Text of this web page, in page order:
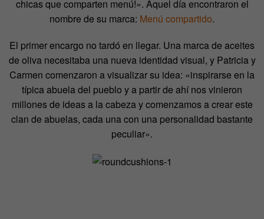
chicas que comparten menú!». Aquel día encontraron el
nombre de su marca: Menú compartido.
El primer encargo no tardó en llegar. Una marca de aceites
de oliva necesitaba una nueva identidad visual, y Patricia y
Carmen comenzaron a visualizar su idea: «inspirarse en la
típica abuela del pueblo y a partir de ahí nos vinieron
millones de ideas a la cabeza y comenzamos a crear este
clan de abuelas, cada una con una personalidad bastante
peculiar».